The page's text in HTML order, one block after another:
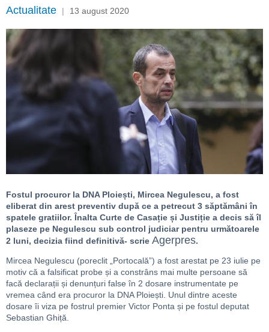
Actualitate | 13 august 2020
Fostul procuror la DNA Ploiești, Mircea Negulescu, a fost
eliberat din arest preventiv după ce a petrecut 3 săptămâni în
spatele gratiilor. Înalta Curte de Casație și Justiție a decis să îl
plaseze pe Negulescu sub control judiciar pentru următoarele
2 luni, decizia fiind definitivă- scrie Agerpres.
Mircea Negulescu (poreclit „Portocală”) a fost arestat pe 23 iulie pe
motiv că a falsificat probe și a constrâns mai multe persoane să
facă declarații și denunțuri false în 2 dosare instrumentate pe
vremea când era procuror la DNA Ploiești. Unul dintre aceste
dosare îi viza pe fostrul premier Victor Ponta și pe fostul deputat
Sebastian Ghiță.